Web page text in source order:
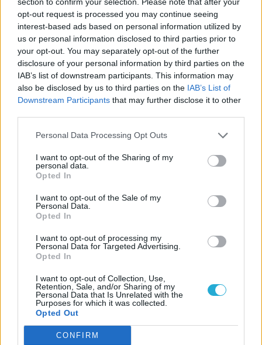
opt-out request is processed you may continue seeing
interest-based ads based on personal information utilized by
us or personal information disclosed to third parties prior to
your opt-out. You may separately opt-out of the further
disclosure of your personal information by third parties on the
IAB’s list of downstream participants. This information may
also be disclosed by us to third parties on the IAB’s List of
Downstream Participants that may further disclose it to other
Personal Data Processing Opt Outs
I want to opt-out of the Sharing of my
personal data.
Opted In
I want to opt-out of the Sale of my
Personal Data.
Opted In
I want to opt-out of processing my
Personal Data for Targeted Advertising.
Opted In
I want to opt-out of Collection, Use,
Retention, Sale, and/or Sharing of my
Personal Data that Is Unrelated with the
Purposes for which it was collected.
Opted Out
CONFIRM